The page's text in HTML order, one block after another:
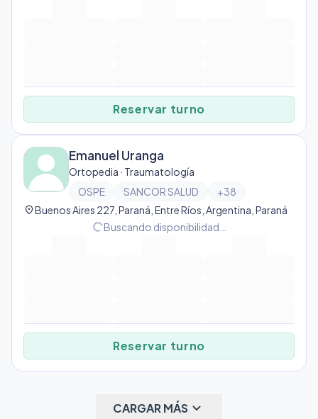
Reservar turno
Emanuel Uranga
Ortopedia · Traumatología
OSPE
SANCOR SALUD +38
location_onBuenos Aires 227, Paraná, Entre Ríos, Argentina, Paraná
progress_activityBuscando disponibilidad…
Reservar turno
CARGAR MÁS keyboard_arrow_down